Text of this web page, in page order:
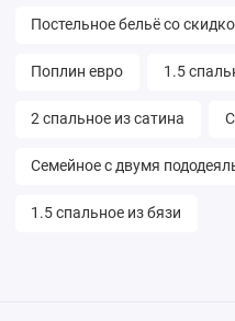
Постельное бельё со
Поплин евро 1.5
2 спальное из сатина
Семейное с двумя
1.5 спальное из бязи